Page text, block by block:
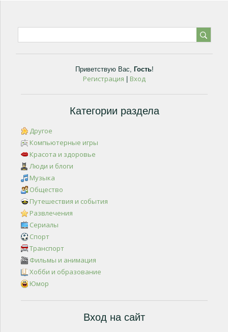
Приветствую Вас, Гость!
Регистрация Вход
Категории раздела
Другое
Компьютерные игры
Красота и здоровье
Люди и блоги
Музыка
Общество
Путешествия и события
Развлечения
Сериалы
Спорт
Транспорт
Фильмы и анимация
Хобби и образование
Юмор
Вход на сайт